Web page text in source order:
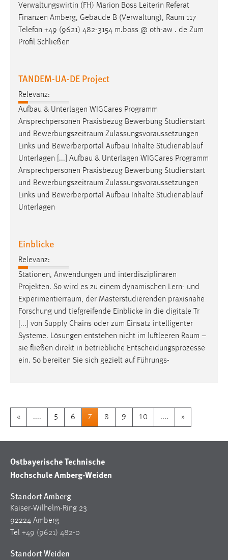
Verwaltungswirtin (FH) Marion Boss Leiterin Referat
Finanzen Amberg, Gebäude B (Verwaltung), Raum 117
Telefon +49 (9621) 482-3154 m.boss @ oth-aw . de Zum
Profil Schließen
TANDEM-UA-DE Project
Relevanz:
Aufbau & Unterlagen WIGCares Programm
Ansprechpersonen Praxisbezug Bewerbung Studienstart
und Bewerbungszeitraum Zulassungsvoraussetzungen
Links und Bewerberportal Aufbau Inhalte Studienablauf
Unterlagen [...] Aufbau & Unterlagen WIGCares Programm
Ansprechpersonen Praxisbezug Bewerbung Studienstart
und Bewerbungszeitraum Zulassungsvoraussetzungen
Links und Bewerberportal Aufbau Inhalte Studienablauf
Unterlagen
Einblicke
Relevanz:
Stationen, Anwendungen und interdisziplinären
Projekten. So wird es zu einem dynamischen Lern- und
Experimentierraum, der Masterstudierenden praxisnahe
Forschung und tiefgreifende Einblicke in die digitale Tr
[...] von Supply Chains oder zum Einsatz intelligenter
Systeme. Lösungen entstehen nicht im luftleeren Raum –
sie fließen direkt in betriebliche Entscheidungsprozesse
ein. So bereiten Sie sich gezielt auf Führungs-
« .... 5 6 7 8 9 10 .... »
Ostbayerische Technische
Hochschule Amberg-Weiden
Standort Amberg
Kaiser-Wilhelm-Ring 23
92224 Amberg
Tel +49 (9621) 482-0
Standort Weiden